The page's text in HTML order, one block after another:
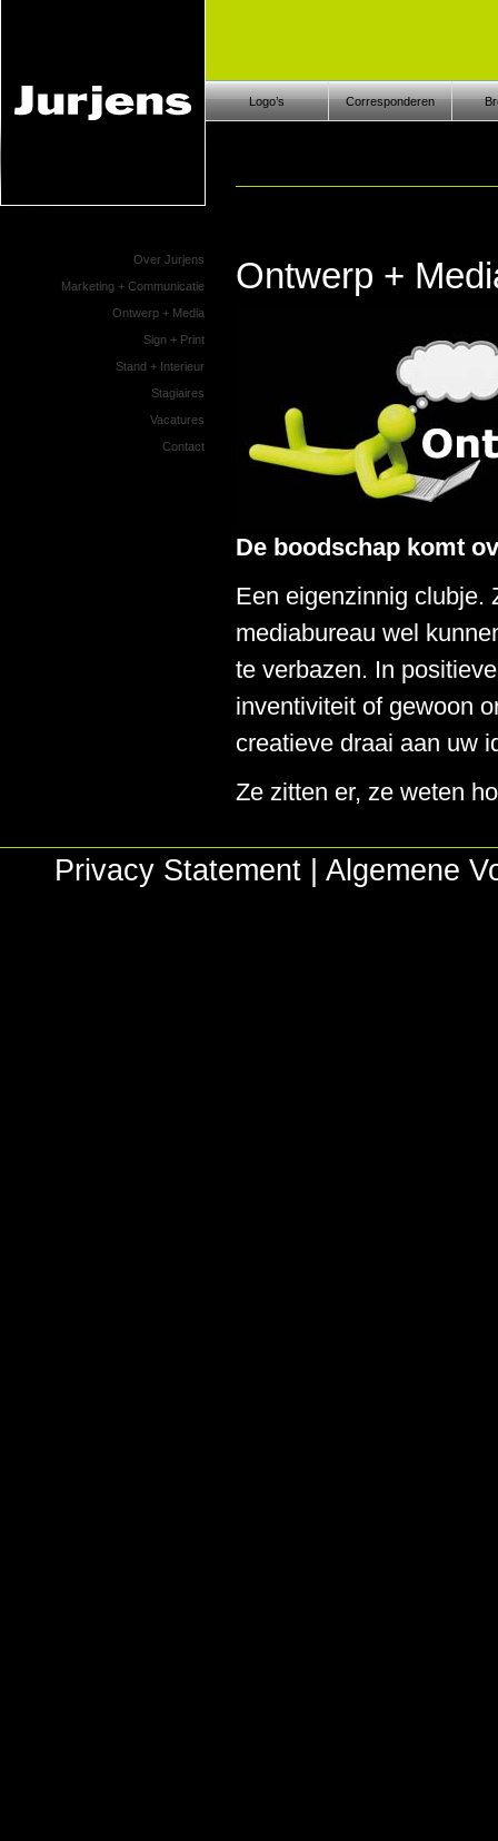
Over Jurjens
Marketing + Communicatie
Ontwerp + Media
Sign + Print
Stand + Interieur
Stagiaires
Vacatures
Contact
Logo’s Corresponderen
Ontwerp +
De boodschap komt
Een eigenzinnig clubje.
mediabureau wel
te verbazen. In
inventiviteit of gewoon
creatieve draai aan uw
Ze zitten er, ze weten
Privacy Statement Algemene